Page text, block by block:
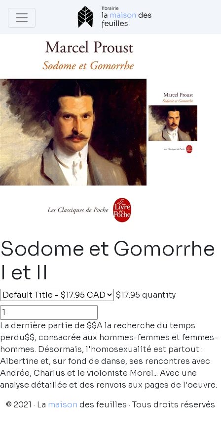
Sodome et Gomorrhe
I et II
$17.95 quantity
La dernière partie de $$A la recherche du temps
perdu$$, consacrée aux hommes-femmes et femmes-
hommes. Désormais, l'homosexualité est partout :
Albertine et, sur fond de danse, ses rencontres avec
Andrée, Charlus et le violoniste Morel... Avec une
analyse détaillée et des renvois aux pages de l'oeuvre.
© 2021 · La maison des feuilles · Tous droits réservés